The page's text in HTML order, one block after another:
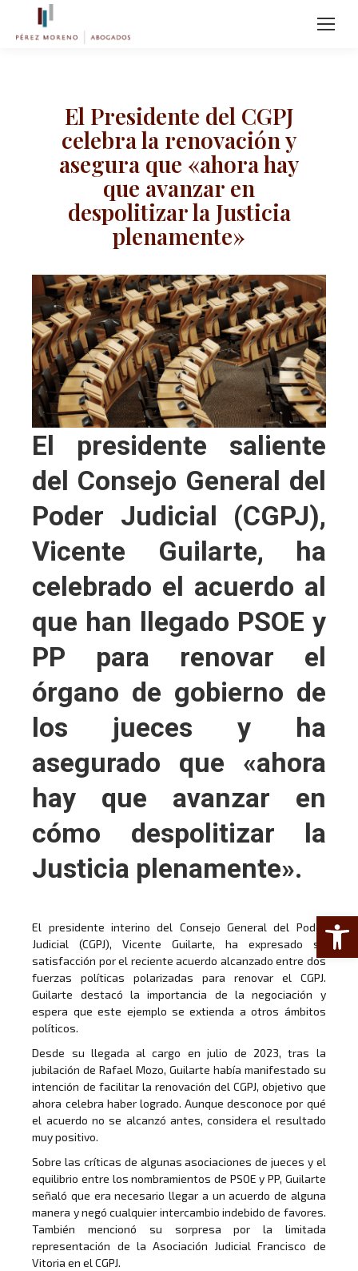
Abrir
El Presidente del CGPJ
celebra la renovación y
asegura que «ahora hay
que avanzar en
despolitizar la Justicia
plenamente»
El presidente saliente
del Consejo General del
Poder Judicial (CGPJ),
Vicente Guilarte, ha
celebrado el acuerdo al
que han llegado PSOE y
PP para renovar el
órgano de gobierno de
los jueces y ha
asegurado que «ahora
hay que avanzar en
cómo despolitizar la
Justicia plenamente».
El presidente interino del Consejo General del Poder
Judicial (CGPJ), Vicente Guilarte, ha expresado su
satisfacción por el reciente acuerdo alcanzado entre dos
fuerzas políticas polarizadas para renovar el CGPJ.
Guilarte destacó la importancia de la negociación y
espera que este ejemplo se extienda a otros ámbitos
políticos.
Desde su llegada al cargo en julio de 2023, tras la
jubilación de Rafael Mozo, Guilarte había manifestado su
intención de facilitar la renovación del CGPJ, objetivo que
ahora celebra haber logrado. Aunque desconoce por qué
el acuerdo no se alcanzó antes, considera el resultado
muy positivo.
Sobre las críticas de algunas asociaciones de jueces y el
equilibrio entre los nombramientos de PSOE y PP, Guilarte
señaló que era necesario llegar a un acuerdo de alguna
manera y negó cualquier intercambio indebido de favores.
También mencionó su sorpresa por la limitada
representación de la Asociación Judicial Francisco de
Vitoria en el CGPJ.